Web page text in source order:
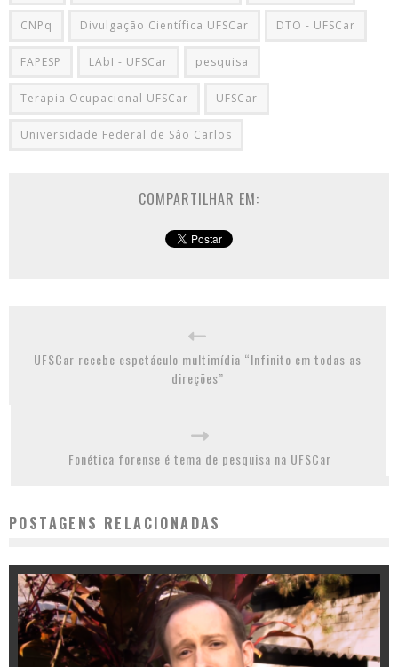
CNPq Divulgação Científica UFSCar DTO - UFSCar
FAPESP LAbI - UFSCar pesquisa
Terapia Ocupacional UFSCar UFSCar
Universidade Federal de Sâo Carlos
COMPARTILHAR EM:
UFSCar recebe espetáculo multimídia “Infinito em todas as
direções”
Fonética forense é tema de pesquisa na UFSCar
POSTAGENS RELACIONADAS